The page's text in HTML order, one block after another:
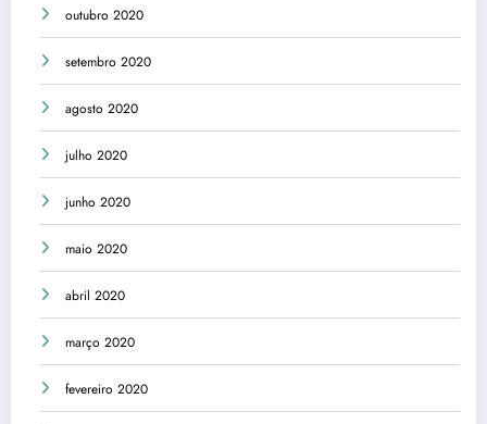
outubro 2020
setembro 2020
agosto 2020
julho 2020
junho 2020
maio 2020
abril 2020
março 2020
fevereiro 2020